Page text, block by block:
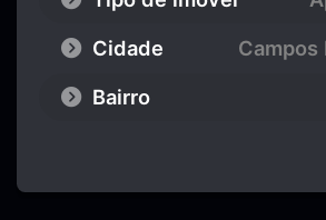
Cidade
Campos
Bairro